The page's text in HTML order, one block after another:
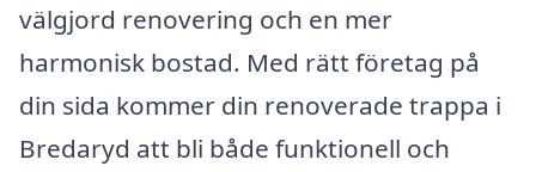
välgjord renovering och en mer
harmonisk bostad. Med rätt företag på
din sida kommer din renoverade trappa i
Bredaryd att bli både funktionell och